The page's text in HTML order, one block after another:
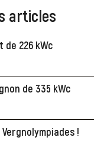
articles
de 226 kWc
de 335 kWc
!